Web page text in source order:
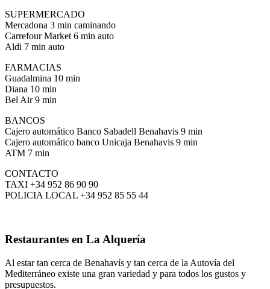
SUPERMERCADO
Mercadona 3 min caminando
Carrefour Market 6 min auto
Aldi 7 min auto
FARMACIAS
Guadalmina 10 min
Diana 10 min
Bel Air 9 min
BANCOS
Cajero automático Banco Sabadell Benahavis 9 min
Cajero automático banco Unicaja Benahavis 9 min
ATM 7 min
CONTACTO
TAXI +34 952 86 90 90
POLICIA LOCAL +34 952 85 55 44
Restaurantes en La Alquería
Al estar tan cerca de Benahavís y tan cerca de la Autovía del
Mediterráneo existe una gran variedad y para todos los gustos y
presupuestos.